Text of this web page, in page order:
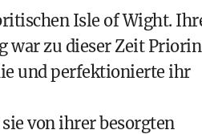
Isle of Wight.
war zu dieser Zeit Priorin
und perfektionierte ihr
von ihrer besorgten